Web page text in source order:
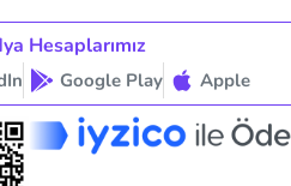
Hesaplarımız
Google Play Apple